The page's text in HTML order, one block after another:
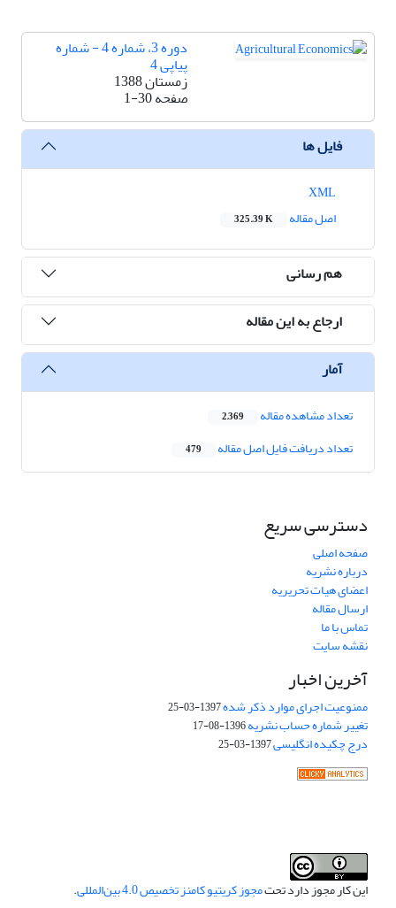
دوره 3، شماره 4 - شماره
پیاپی 4
زمستان 1388
صفحه1-30
فایل ها
اصل مقاله
325.39 K
هم رسانی
ارجاع به این مقاله
آمار
تعداد مشاهده مقاله 2,369
تعداد دریافت فایل اصل مقاله 479
دسترسی سریع
صفحه اصلی
درباره نشریه
اعضای هیات تحریریه
ارسال مقاله
تماس با ما
نقشه سایت
آخرین اخبار
ممنوعیت اجرای موارد ذکر شده1397-03-25
تغییر شماره حساب نشریه1396-08-17
درج چکیده انگلیسی1397-03-25
این کار مجوز دارد تحتمجوز کریتیو کامنز تخصیص 4.0 بین‌المللی .